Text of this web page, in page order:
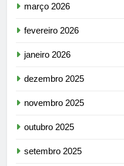
março 2026
fevereiro 2026
janeiro 2026
dezembro 2025
novembro 2025
outubro 2025
setembro 2025